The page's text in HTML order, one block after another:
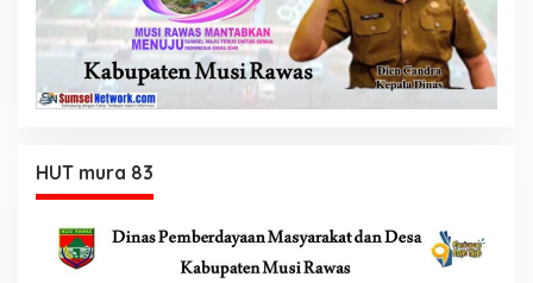
HUT mura 83